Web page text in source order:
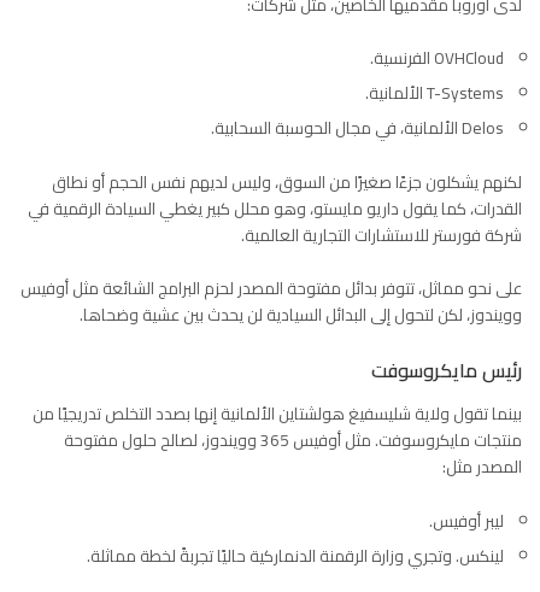
OVHCloud الفرنسية.
T-Systems الألمانية.
Delos الألمانية، في مجال ا
لحوسبة السحابية.
لكنهم يشكلون جزءًا صغيرًا من السوق، وليس لديهم نفس الحجم أو نطاق
القدرات، كما يقول داريو مايستو، وهو محلل كبير يغطي السيادة الرقمية في
شركة فورستر للاستشارات التجارية العالمية.
على نحو مماثل، تتوفر بدائل مفتوحة المصدر لحزم البرامج الشائعة مثلأوفيس
وويندوز، لكن لتحول إلى البدائل السيادية لن يحدث بين عشية وضحاها.
رئيس مايكروسوفت
بينما تقول ولاية شليسفيغ هولشتاين الألمانية إنها بصدد التخلص تدريجيًا من
منتجات مايكروسوفت. مثل أوفيس 365 و
ويندوز،لصالح حلول مفتوحة
المصدر مثل:
ليبر أوفيس.
لينكس. وتجري وزارة الرقمنة الدنماركية حاليًا تجربةً لخطة مماثلة.